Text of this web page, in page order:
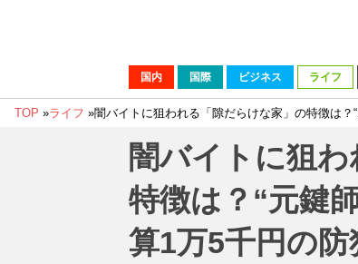
国内 国際 ビジネス ライフ
TOP »ライフ »闇バイトに狙われる「隙だらけな家」の特徴は
闇バイトに狙
特徴は？“元鍵
算1万5千円の防